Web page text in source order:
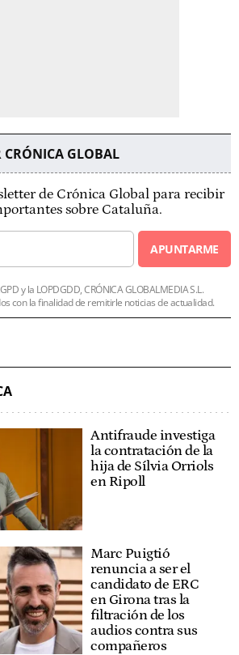
CRÓNICA GLOBAL
de Crónica Global para recibir
sobre Cataluña.
APUNTARME
y la LOPDGDD, CRÓNICA GLOBALMEDIA S.L.
con la finalidad de remitirle noticias de actualidad.
Antifraude investiga
la contratación de la
hija de Sílvia Orriols
en Ripoll
Marc Puigtió
renuncia a ser el
candidato de ERC
en Girona tras la
filtración de los
audios contra sus
compañeros